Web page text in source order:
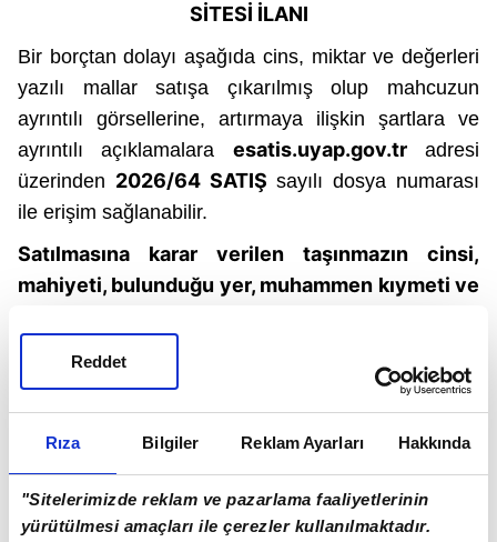
Rıza Bilgiler Reklam Ayarları Hakkında
"Sitelerimizde reklam ve pazarlama faaliyetlerinin
yürütülmesi amaçları ile çerezler kullanılmaktadır.
Reddet
SİTESİ İLANI
Bir borçtan dolayı aşağıda cins, miktar ve değerleri
yazılı mallar satışa çıkarılmış olup mahcuzun
ayrıntılı görsellerine, artırmaya ilişkin şartlara ve
ayrıntılı açıklamalara esatis.uyap.gov.tradresi
üzerinden 2026/64 SATIŞ sayılı dosya numarası
ile erişim sağlanabilir.
Satılmasına karar verilen taşınmazın cinsi,
mahiyeti, bulunduğu yer, muhammen kıymeti ve
1 NO'LU TAŞINMAZIN
Özellikleri :Keşif esnasında taşınmaz üzerinde her
olduğu tespit edilmiştir. Taşınmazın önünden imar
topografyaya sahiptir. Bu taşınmazın yakın